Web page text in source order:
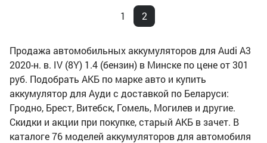
1 2
Продажа автомобильных аккумуляторов для Audi A3
2020-н. в. IV (8Y) 1.4 (бензин) в Минске по цене от 301
руб. Подобрать АКБ по марке авто и купить
аккумулятор для Ауди с доставкой по Беларуси:
Гродно, Брест, Витебск, Гомель, Могилев и другие.
Скидки и акции при покупке, старый АКБ в зачет. В
каталоге 76 моделей аккумуляторов для автомобиля